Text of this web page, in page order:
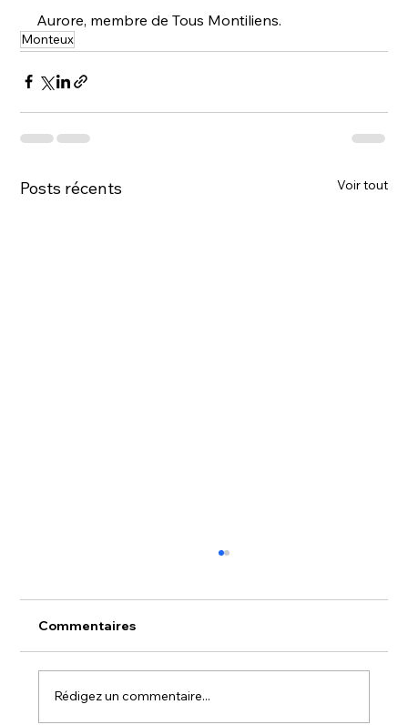
Aurore, membre de Tous Montiliens.
Monteux
Posts récents Voir tout
Commentaires
Rédigez un commentaire...